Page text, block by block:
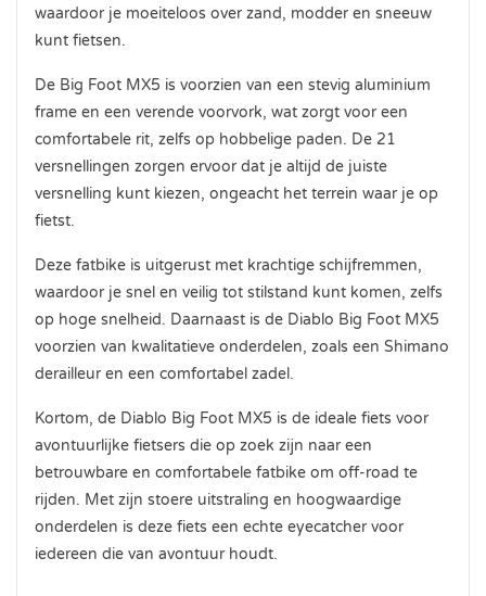
waardoor je moeiteloos over zand, modder en sneeuw
kunt fietsen.
De Big Foot MX5 is voorzien van een stevig aluminium
frame en een verende voorvork, wat zorgt voor een
comfortabele rit, zelfs op hobbelige paden. De 21
versnellingen zorgen ervoor dat je altijd de juiste
versnelling kunt kiezen, ongeacht het terrein waar je op
fietst.
Deze fatbike is uitgerust met krachtige schijfremmen,
waardoor je snel en veilig tot stilstand kunt komen, zelfs
op hoge snelheid. Daarnaast is de Diablo Big Foot MX5
voorzien van kwalitatieve onderdelen, zoals een Shimano
derailleur en een comfortabel zadel.
Kortom, de Diablo Big Foot MX5 is de ideale fiets voor
avontuurlijke fietsers die op zoek zijn naar een
betrouwbare en comfortabele fatbike om off-road te
rijden. Met zijn stoere uitstraling en hoogwaardige
onderdelen is deze fiets een echte eyecatcher voor
iedereen die van avontuur houdt.